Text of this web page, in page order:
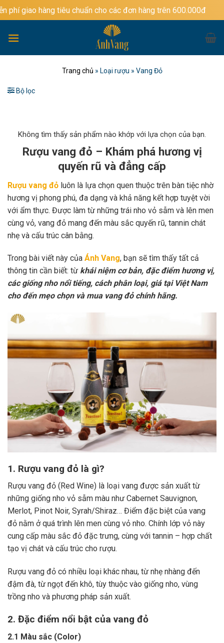
Bỏ
qua
dung
tiêu chuẩn cho các đơn hàng trên 600.000đ
Trang chủ » Loại rượu » Vang Đỏ
Bộ lọc
Không tìm thấy sản phẩm nào khớp với lựa chọn của bạn.
Rượu vang đỏ – Khám phá hương vị
quyến rũ và đẳng cấp
Rượu vang đỏ luôn là lựa chọn quen thuộc trên bàn tiệc nhờ
hương vị phong phú, đa dạng và khả năng kết hợp tuyệt vời
với ẩm thực. Được làm từ những trái nho vỏ sẫm và lên men
cùng vỏ, vang đỏ mang đến màu sắc quyến rũ, tannin chát
nhẹ và cấu trúc cân bằng.
Trong bài viết này của Ánh Vang, bạn sẽ tìm thấy tất cả
thông tin cần biết: từ khái niệm cơ bản, đặc điểm hương vị,
các giống nho nổi tiếng, cách phân loại, giá tại Việt Nam
cho đến mẹo chọn và mua vang đỏ chính hãng.
1. Rượu vang đỏ là gì?
Rượu vang đỏ (Red Wine) là loại vang được sản xuất từ
những giống nho vỏ sẫm màu như Cabernet Sauvignon,
Merlot, Pinot Noir, Syrah/Shiraz… Điểm đặc biệt của vang
đỏ nằm ở quá trình lên men cùng vỏ nho. Chính lớp vỏ này
cung cấp màu sắc đỏ đặc trưng, cùng với tannin – hợp chất
tạo vị chát và cấu trúc cho rượu.
Rượu vang đỏ có nhiều loại khác nhau, từ nhẹ nhàng đến
đậm đà, từ ngọt đến khô, tùy thuộc vào giống nho, vùng
trồng nho và phương pháp sản xuất.
2. Đặc điểm nổi bật của vang đỏ
2.1 Màu sắc (Color)